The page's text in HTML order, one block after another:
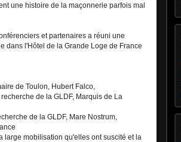
une histoire de la maçonnerie parfois mal
et partenaires a réuni une
dans l'Hôtel de la Grande Loge de France
de Toulon, Hubert Falco,
de la GLDF, Marquis de La
de la GLDF, Mare Nostrum,
large mobilisation qu'elles ont suscité et la